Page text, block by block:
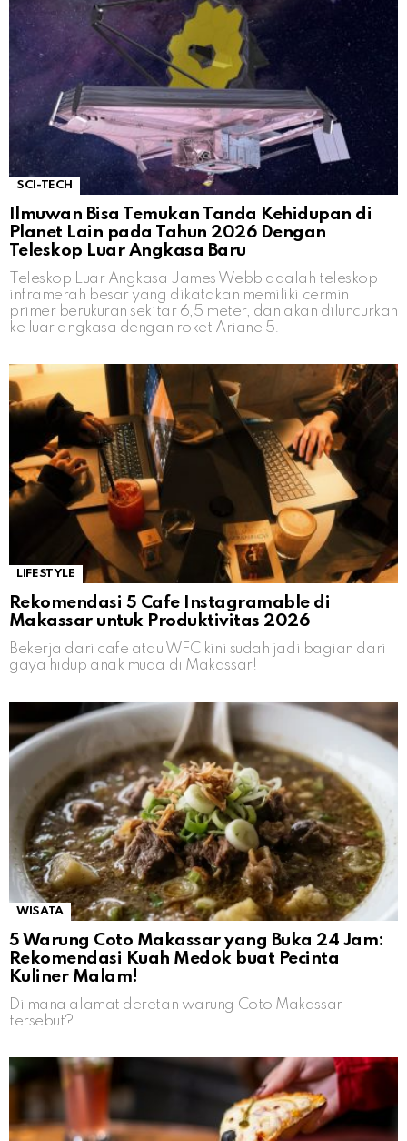
SCI-TECH
Ilmuwan Bisa Temukan Tanda Kehidupan di
Planet Lain pada Tahun 2026 Dengan
Teleskop Luar Angkasa Baru
Teleskop Luar Angkasa James Webb adalah teleskop
inframerah besar yang dikatakan memiliki cermin
primer berukuran sekitar 6,5 meter, dan akan diluncurkan
ke luar angkasa dengan roket Ariane 5.
LIFESTYLE
Rekomendasi 5 Cafe Instagramable di
Makassar untuk Produktivitas 2026
Bekerja dari cafe atau WFC kini sudah jadi bagian dari
gaya hidup anak muda di Makassar!
WISATA
5 Warung Coto Makassar yang Buka 24 Jam:
Rekomendasi Kuah Medok buat Pecinta
Kuliner Malam!
Di mana alamat deretan warung Coto Makassar
tersebut?